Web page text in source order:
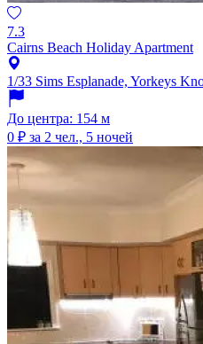
7.3
Cairns Beach Holiday Apartment
1/33 Sims Esplanade, Yorkeys
До центра: 154 м
0 ₽ за 2 чел., 5 ночей